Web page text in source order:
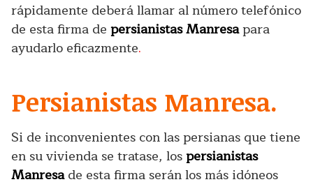
rápidamente deberá llamar al número telefónico
de esta firma de persianistas Manresapara
ayudarlo eficazmente.
Persianistas Manresa.
Si de inconvenientes con las persianas que tiene
en su vivienda se tratase, lospersianistas
Manresade esta firma serán los más idóneos